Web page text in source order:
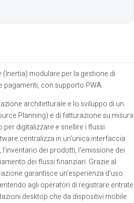
(Inertia) modulare per la gestione di
con supporto PWA.
architetturale e lo sviluppo di un
Planning) e di fatturazione su misura
digitalizzare e snellire i flussi
centralizza in un'unica interfaccia
dei prodotti, l'emissione dei
dei flussi finanziari. Grazie al
garantisce un'esperienza d'uso
agli operatori di registrare entrate
desktop che da dispositivi mobile